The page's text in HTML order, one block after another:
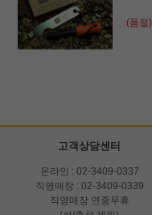
(품절)
고객상담센터
온라인 : 02-3409-0337
직영매장 : 02-3409-0339
직영매장 연중무휴